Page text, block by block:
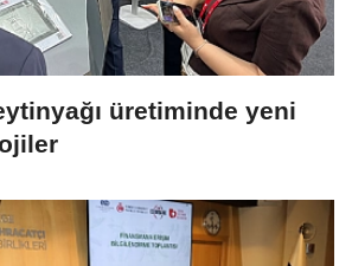
üretiminde yeni